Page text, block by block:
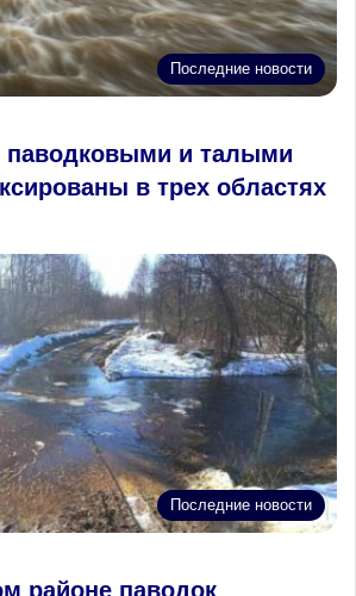
Последние новости
паводковыми и талыми
в трех областях
Последние новости
районе паводок